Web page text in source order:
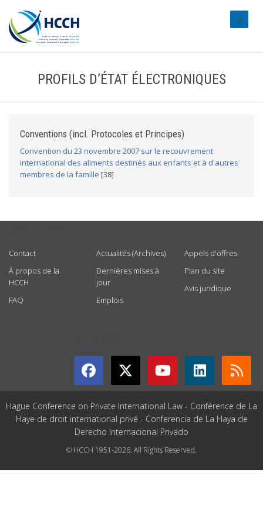
PROFILS D’ÉTAT ÉLECTRONIQUES
Conventions (incl. Protocoles et Principes)
Convention du 23 novembre 2007 sur le recouvrement
international des aliments destinés aux enfants et à d'autres
membres de la famille [38]
Contact
À propos de la
HCCH
FAQ
Actualités (Archives)
Dernières mises à
jour
Emplois
Appels d'offres
Plan du site
Avis juridique
Hague Conference on Private International Law - Conférence de La
Haye de droit international privé - Conferencia de La Haya de
Derecho Internacional Privado
© HCCH 1951-2026. All Rights Reserved.